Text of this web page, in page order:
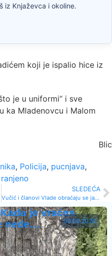
iz Knjaževca i okoline.
koji je ispalio hice iz
je u uniformi“ i sve
ka Mladenovcu i Malom
Blic
, Policija, pucnjava,
ranjeno
SLEDEĆA
Vučić i članovi Vlade obraćaju se javnosti u 10.30
09.08.2026.
je vraćen
nede…